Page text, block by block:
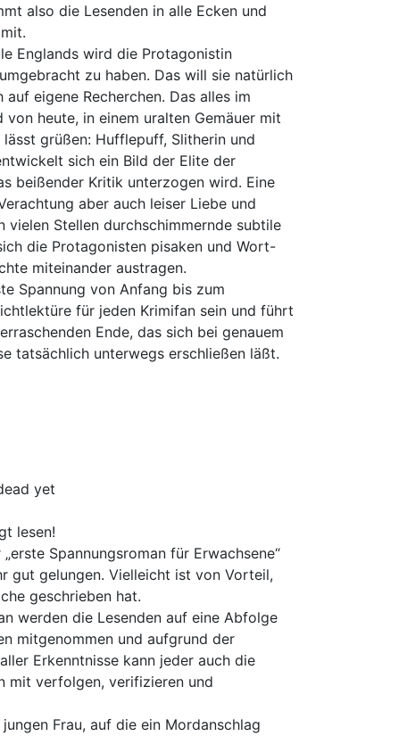
also die Lesenden in alle Ecken und
Englands wird die Protagonistin
zu haben. Das will sie natürlich
eigene Recherchen. Das alles im
heute, in einem uralten Gemäuer mit
grüßen: Hufflepuff, Slitherin und
sich ein Bild der Elite der
beißender Kritik unterzogen wird. Eine
aber auch leiser Liebe und
vielen Stellen durchschimmernde subtile
die Protagonisten pisaken und Wort-
miteinander austragen.
Spannung von Anfang bis zum
für jeden Krimifan sein und führt
Ende, das sich bei genauem
tatsächlich unterwegs erschließen läßt.
yet
lesen!
Spannungsroman für Erwachsene“
gut gelungen. Vielleicht ist von Vorteil,
geschrieben hat.
werden die Lesenden auf eine Abfolge
mitgenommen und aufgrund der
Erkenntnisse kann jeder auch die
mit verfolgen, verifizieren und
Frau, auf die ein Mordanschlag